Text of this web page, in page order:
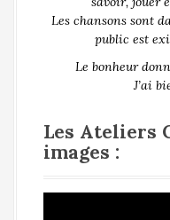
Les chansons sont
public est
Le bonheur
J’ai
Les Ateliers
images :